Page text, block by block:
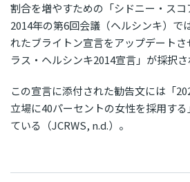
割合を増やすための「シドニー・スコ
2014年の第6回会議（ヘルシンキ）で
れたブライトン宣言をアップデート
ラス・ヘルシンキ2014宣言」が採択さ
この宣言に添付された勧告文には「
立場に40パーセントの女性を採用す
ている（JCRWS, n.d.）。